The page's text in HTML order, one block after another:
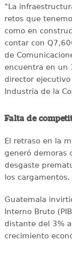
"La
retos que
como en
contar con
de
encuentra en un
director
Industria de la
Falta de
El retraso en la
generó demoras
desgaste
los cargamentos.
Guatemala
Interno Bruto
distante del 3%
crecimiento